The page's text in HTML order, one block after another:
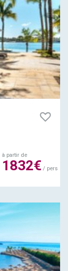
à partir de
1832€/ pers